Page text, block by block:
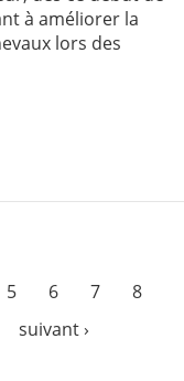
à améliorer la
lors des
5 6 7
8
suivant ›